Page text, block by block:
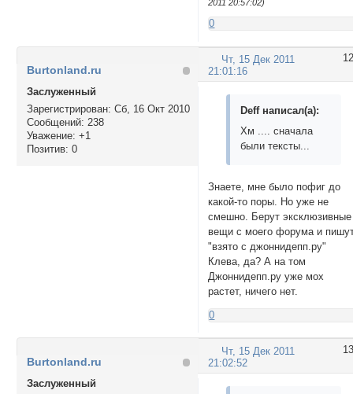
2011 20:57:02)
0
12
Чт, 15 Дек 2011
21:01:16
Burtonland.ru
Заслуженный
Зарегистрирован: Сб, 16 Окт 2010
Сообщений: 238
Уважение: +1
Позитив: 0
Deff написал(а):
Хм .... сначала
были тексты...
Знаете, мне было пофиг до
какой-то поры. Но уже не
смешно. Берут эксклюзивные
вещи с моего форума и
"взято с джоннидепп.ру"
Клева, да? А на том
Джоннидепп.ру уже мох
растет, ничего нет.
0
13
Чт, 15 Дек 2011
21:02:52
Burtonland.ru
Заслуженный